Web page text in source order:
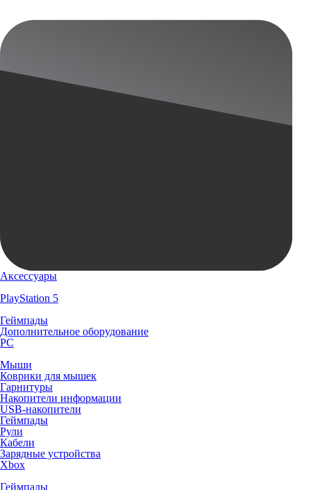
Аксессуары
PlayStation 5
Геймпады
Дополнительное оборудование
PC
Мыши
Коврики для мышек
Гарнитуры
Накопители информации
USB-накопители
Геймпады
Рули
Кабели
Зарядные устройства
Xbox
Геймпады